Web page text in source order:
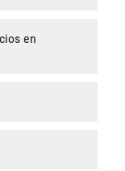
en